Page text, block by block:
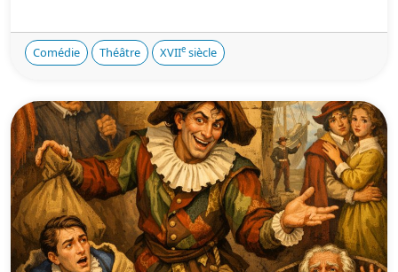
Comédie Théâtre XVIIe siècle